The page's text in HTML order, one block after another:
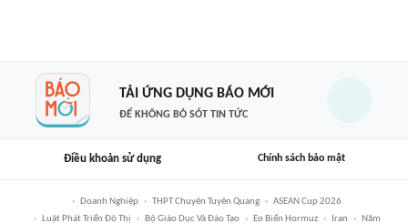
TẢI ỨNG DỤNG BÁO MỚI
ĐỂ KHÔNG BỎ SÓT TIN TỨC
Điều khoản sử dụng Chính sách bảo mật
Doanh Nghiệp THPT Chuyên Tuyên Quang
ASEAN Cup 2026
Luật Phát Triển Đô Thị
Bộ Giáo Dục Và Đào Tạo Eo Biển Hormuz Iran Năm